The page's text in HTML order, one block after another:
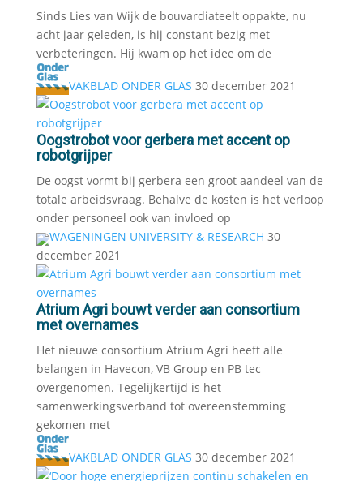
Sinds Lies van Wijk de bouvardiateelt oppakte, nu
acht jaar geleden, is hij constant bezig met
verbeteringen. Hij kwam op het idee om de
VAKBLAD ONDER GLAS 30 december 2021
Oogstrobot voor gerbera met accent op
robotgrijper
De oogst vormt bij gerbera een groot aandeel van de
totale arbeidsvraag. Behalve de kosten is het verloop
onder personeel ook van invloed op
WAGENINGEN UNIVERSITY & RESEARCH 30
december 2021
Atrium Agri bouwt verder aan consortium
met overnames
Het nieuwe consortium Atrium Agri heeft alle
belangen in Havecon, VB Group en PB tec
overgenomen. Tegelijkertijd is het
samenwerkingsverband tot overeenstemming
gekomen met
VAKBLAD ONDER GLAS 30 december 2021